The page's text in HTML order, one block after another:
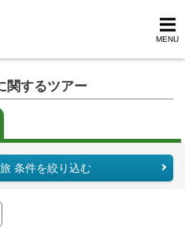
MENU
関するツアー
条件を絞り込む